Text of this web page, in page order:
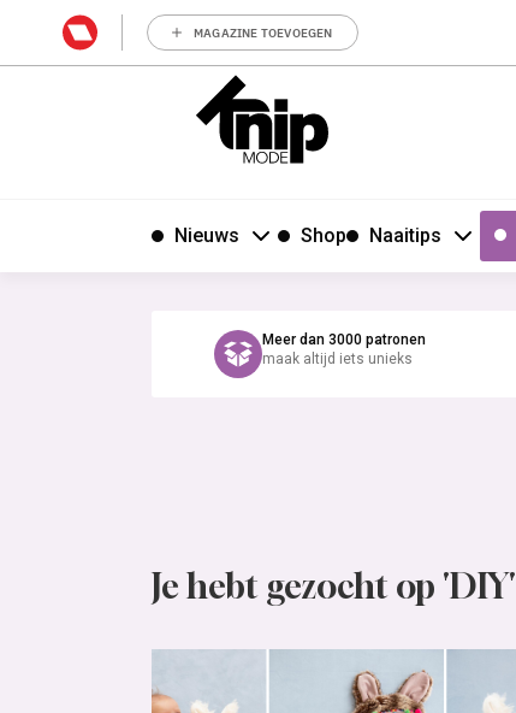
MAGAZINE TOEVOEGEN
Nieuws Shop Naaitips
Meer dan 3000 patronen
maak altijd iets unieks
Je hebt gezocht op 'DIY'